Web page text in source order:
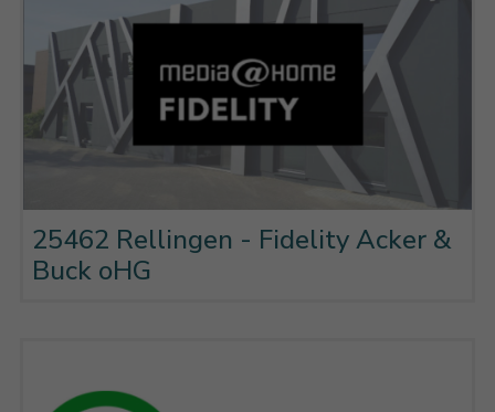
25462 Rellingen - Fidelity Acker &
Buck oHG